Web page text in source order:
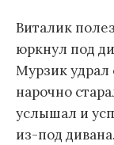
Виталик
юркнул под
Мурзик удрал
нарочно
услышал и
из-под